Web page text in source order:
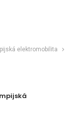
elektromobilita